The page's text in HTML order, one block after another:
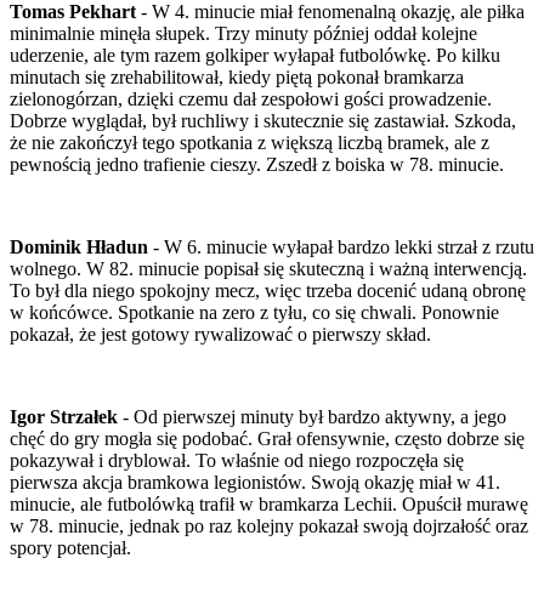
Tomas Pekhart - W 4. minucie miał fenomenalną okazję, ale piłka
minimalnie minęła słupek. Trzy minuty później oddał kolejne
uderzenie, ale tym razem golkiper wyłapał futbolówkę. Po kilku
minutach się zrehabilitował, kiedy piętą pokonał bramkarza
zielonogórzan, dzięki czemu dał zespołowi gości prowadzenie.
Dobrze wyglądał, był ruchliwy i skutecznie się zastawiał. Szkoda,
że nie zakończył tego spotkania z większą liczbą bramek, ale z
pewnością jedno trafienie cieszy. Zszedł z boiska w 78. minucie.
Dominik Hładun - W 6. minucie wyłapał bardzo lekki strzał z rzutu
wolnego. W 82. minucie popisał się skuteczną i ważną interwencją.
To był dla niego spokojny mecz, więc trzeba docenić udaną obronę
w końcówce. Spotkanie na zero z tyłu, co się chwali. Ponownie
pokazał, że jest gotowy rywalizować o pierwszy skład.
Igor Strzałek - Od pierwszej minuty był bardzo aktywny, a jego
chęć do gry mogła się podobać. Grał ofensywnie, często dobrze się
pokazywał i dryblował. To właśnie od niego rozpoczęła się
pierwsza akcja bramkowa legionistów. Swoją okazję miał w 41.
minucie, ale futbolówką trafił w bramkarza Lechii. Opuścił murawę
w 78. minucie, jednak po raz kolejny pokazał swoją dojrzałość oraz
spory potencjał.